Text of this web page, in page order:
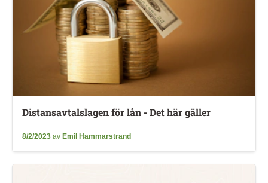
Distansavtalslagen för lån - Det här gäller
8/2/2023 av Emil Hammarstrand